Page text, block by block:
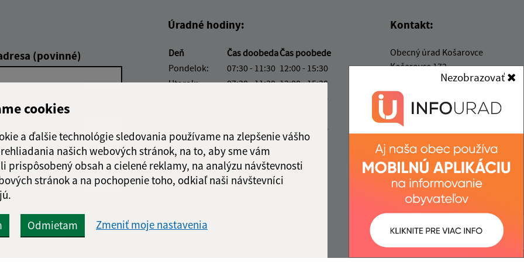
cookies
a ďalšie technológie sledovania používame na zlepšenie vášho
našich webových stránok, na to, aby sme vám
prispôsobený obsah a cielené reklamy, na analýzu návštevnosti
stránok a na pochopenie toho, odkiaľ naši návštevníci
Odmietam Zmeniť moje nastavenia
Nezobrazovať
(povinné)
Google reCaptcha Response
Odoslať
správu
Úradné hodiny:
Deň Čas doobedaČas poobede
Pondelok:
07:30 - 11:30 12:00 - 15:30
Utorok:
07:30 - 11:30 12:00 - 15:30
12:00 - 16:30
12:00 - 13:30
Obedňajšia prestávka:
Kontakt:
Obecný úrad Košarovce
Košarovce 172
094 06 Košarovce
info@kosarovce.sk
+421 57 44 98 129
IČO: 00332496